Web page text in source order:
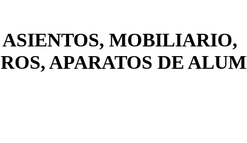
MOBILIARIO,
APARATOS DE